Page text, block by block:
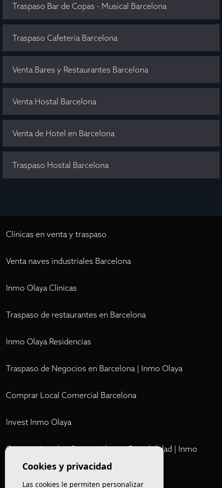
Traspaso Bar de Copas - Musical Barcelona
Traspaso Cafetería Barcelona
Venta Bares y Restaurantes Barcelona
Venta Hostal Barcelona
Venta de Hotel en Barcelona
Traspaso Hostal Barcelona
Clínicas en venta y traspaso
Venta naves industriales Barcelona
Inmo Olaya Clínicas
Traspaso de restaurantes en Barcelona
Inmo Olaya Residencias
Traspaso de Negocios en Barcelona | Inmo Olaya
Comprar Local Comercial Barcelona
Invest Inmo Olaya
Comprar Locales Comerciales en Rentabilidad | Inmo
OlayaCookies y privacidad
Las cookies le permiten personalizar